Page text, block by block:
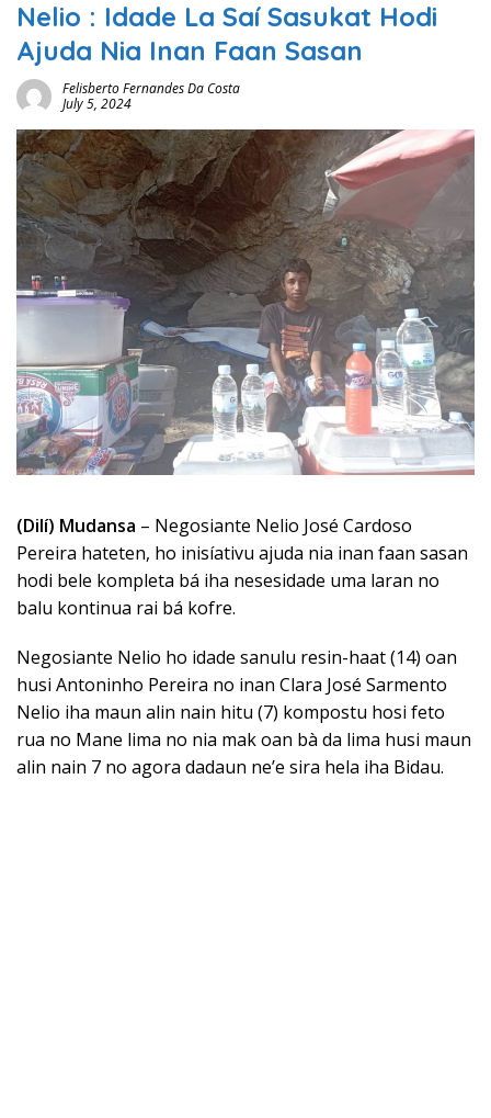
Nelio : Idade La Saí Sasukat Hodi
Ajuda Nia Inan Faan Sasan
Felisberto Fernandes Da Costa
July 5, 2024
(Dilí) Mudansa – Negosiante Nelio José Cardoso
Pereira hateten, ho inisíativu ajuda nia inan faan sasan
hodi bele kompleta bá iha nesesidade uma laran no
balu kontinua rai bá kofre.
Negosiante Nelio ho idade sanulu resin-haat (14) oan
husi Antoninho Pereira no inan Clara José Sarmento
Nelio iha maun alin nain hitu (7) kompostu hosi feto
rua no Mane lima no nia mak oan bà da lima husi maun
alin nain 7 no agora dadaun ne’e sira hela iha Bidau.